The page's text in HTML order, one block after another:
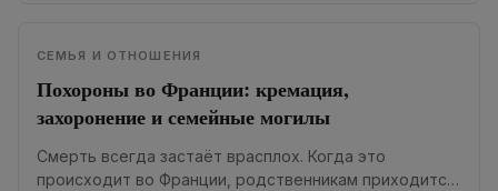
СЕМЬЯ И ОТНОШЕНИЯ
Похороны во Франции: кремация,
захоронение и семейные могилы
Смерть всегда застаёт врасплох. Когда это
происходит во Франции, родственникам приходится